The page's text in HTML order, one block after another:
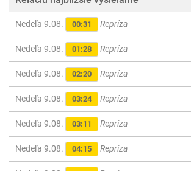
Nedeľa 9.08. 00:31 Repríza
Nedeľa 9.08. 01:28 Repríza
Nedeľa 9.08. 02:20 Repríza
Nedeľa 9.08. 03:24 Repríza
Nedeľa 9.08. 03:11 Repríza
Nedeľa 9.08. 04:15 Repríza